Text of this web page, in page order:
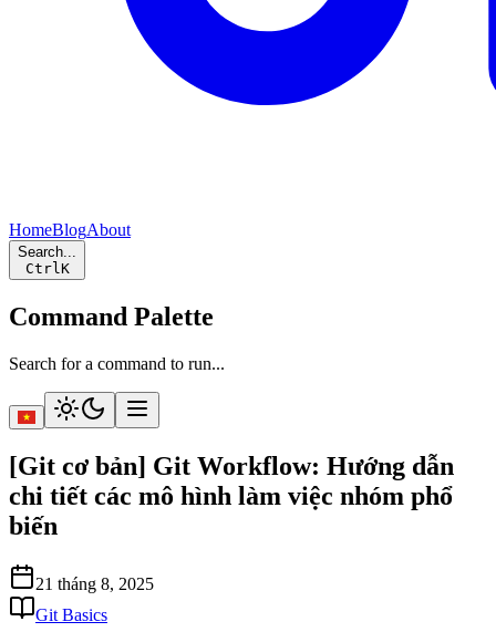
HomeBlogAbout
Search...
CtrlK
Command Palette
Search for a command to run...
[Git cơ bản] Git Workflow: Hướng dẫn
chi tiết các mô hình làm việc nhóm phổ
biến
21 tháng 8, 2025
Git Basics